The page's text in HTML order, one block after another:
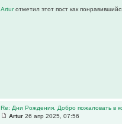
Arturотметил этот пост как
Re: Дни Рождения. Добро пожаловать в
Artur 26 апр 2025, 07:56